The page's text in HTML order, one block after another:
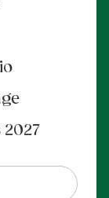
2027